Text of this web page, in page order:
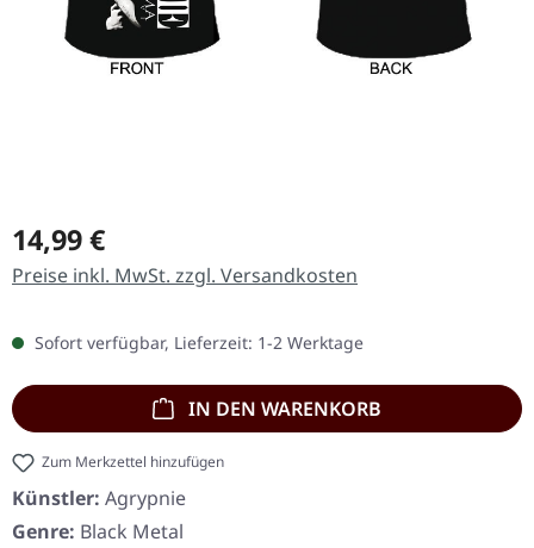
Regulärer Preis:
14,99 €
Preise inkl. MwSt. zzgl. Versandkosten
Sofort verfügbar, Lieferzeit: 1-2 Werktage
IN DEN WARENKORB
Zum Merkzettel hinzufügen
Künstler: Agrypnie
Genre: Black Metal